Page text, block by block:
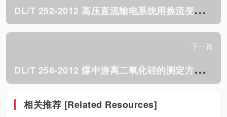
D
L/T 252-2012 高压直流输电系统用换流变压器 保护装置通用技术条件.pdf
下一篇
D
L/T 258-2012 煤中游离二氧化硅的测定方法.pdf
相关推荐 [Related Resources]